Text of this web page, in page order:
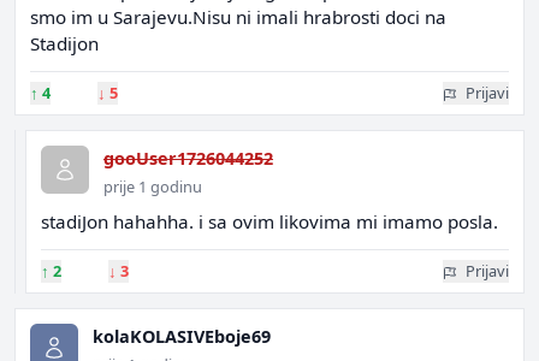
smo im u Sarajevu.Nisu ni imali hrabrosti doci na
Stadijon
↑ 4 ↓ 5 Prijavi
gooUser1726044252
prije 1 godinu
stadiJon hahahha. i sa ovim likovima mi imamo posla.
↑ 2 ↓ 3 Prijavi
kolaKOLASIVEboje69